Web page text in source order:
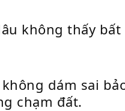
không thấy
dám sai
chạm đất.